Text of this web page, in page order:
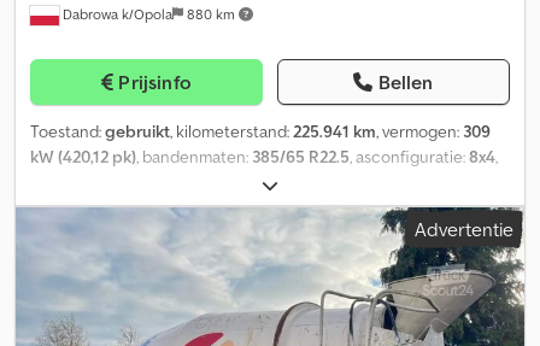
Dabrowa k/Opola 880 km
Prijsinfo Bellen
Toestand:gebruikt, kilometerstand:225.941 km, vermogen: 309
kW (420,12 pk), bandenmaten: 385/65 R22.5, asconfiguratie:8x4,
, soort overbrenging:automatisch
Euro 6, ophanging:staal, totale lengte:9.920 mm, totale breedte:
2.550 mm
4.000 mm , laadruimte inhoud:9 m³,
2018 , Uitrusting:
ABS, airconditioning, centrale
vergrendeling, differentieelslot, elektrisch verstelbare spiegel,
elektrische raamverstelling, = Aanvullende opties en accessoires
= - Climate control - Dakraam - Radio = Meer informatie =
Advertentie